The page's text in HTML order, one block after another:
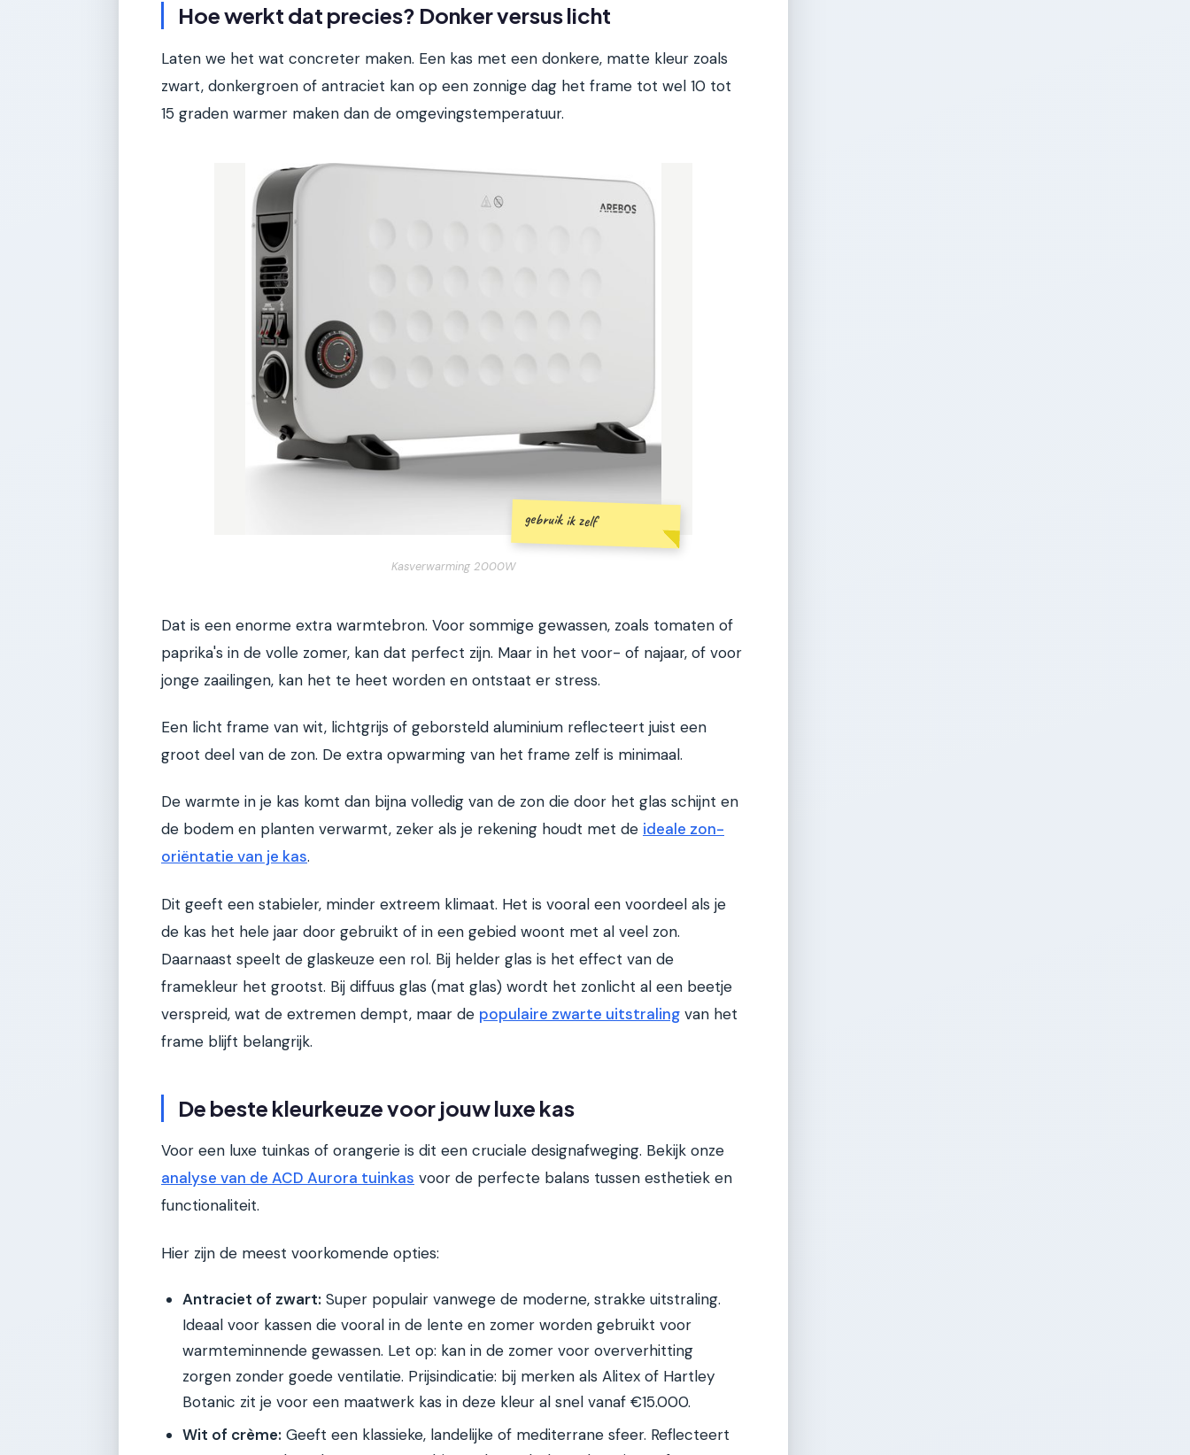
Hoe werkt dat precies? Donker versus licht
Laten we het wat concreter maken. Een kas met een donkere, matte kleur zoals
zwart, donkergroen of antraciet kan op een zonnige dag het frame tot wel 10 tot
15 graden warmer maken dan de omgevingstemperatuur.
gebruik ik zelf
Kasverwarming 2000W
Dat is een enorme extra warmtebron. Voor sommige gewassen, zoals tomaten of
paprika's in de volle zomer, kan dat perfect zijn. Maar in het voor- of najaar, of voor
jonge zaailingen, kan het te heet worden en ontstaat er stress.
Een licht frame van wit, lichtgrijs of geborsteld aluminium reflecteert juist een
groot deel van de zon. De extra opwarming van het frame zelf is minimaal.
De warmte in je kas komt dan bijna volledig van de zon die door het glas schijnt en
de bodem en planten verwarmt, zeker als je rekening houdt met de ideale zon-
oriëntatie van je kas.
Dit geeft een stabieler, minder extreem klimaat. Het is vooral een voordeel als je
de kas het hele jaar door gebruikt of in een gebied woont met al veel zon.
Daarnaast speelt de glaskeuze een rol. Bij helder glas is het effect van de
framekleur het grootst. Bij diffuus glas (mat glas) wordt het zonlicht al een beetje
verspreid, wat de extremen dempt, maar de populaire zwarte uitstraling van het
frame blijft belangrijk.
De beste kleurkeuze voor jouw luxe kas
Voor een luxe tuinkas of orangerie is dit een cruciale designafweging. Bekijk onze
analyse van de ACD Aurora tuinkas voor de perfecte balans tussen esthetiek en
functionaliteit.
Hier zijn de meest voorkomende opties:
Antraciet of zwart: Super populair vanwege de moderne, strakke uitstraling.
Ideaal voor kassen die vooral in de lente en zomer worden gebruikt voor
warmteminnende gewassen. Let op: kan in de zomer voor oververhitting
zorgen zonder goede ventilatie. Prijsindicatie: bij merken als Alitex of Hartley
Botanic zit je voor een maatwerk kas in deze kleur al snel vanaf €15.000.
Wit of crème: Geeft een klassieke, landelijke of mediterrane sfeer. Reflecteert